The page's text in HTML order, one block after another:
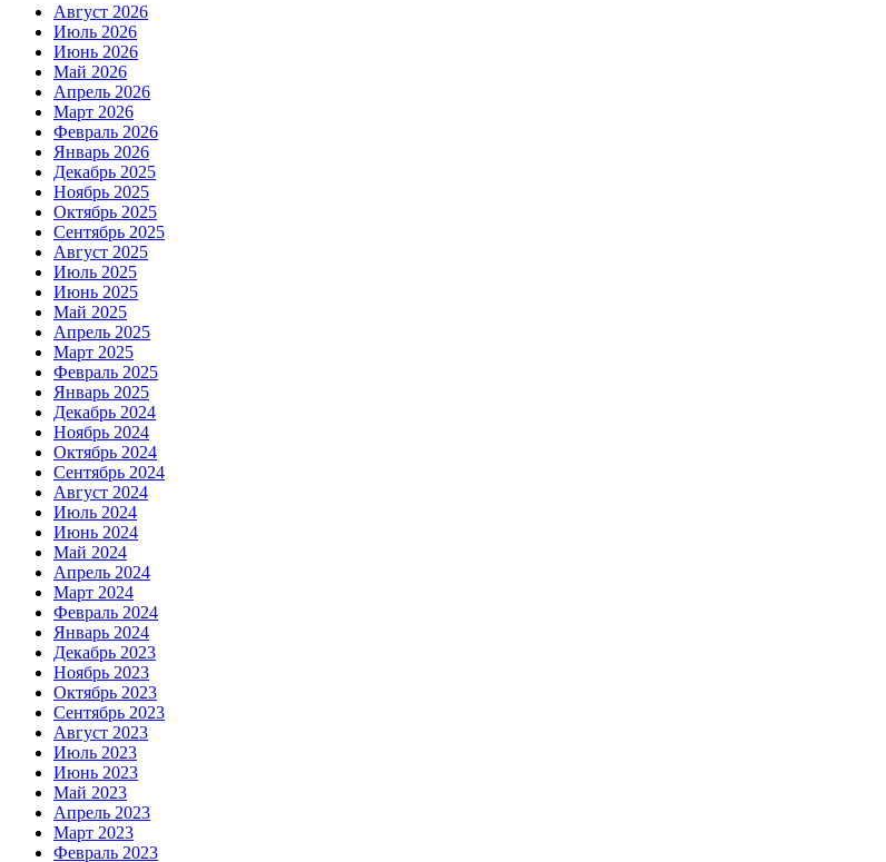
Август 2026
Июль 2026
Июнь 2026
Май 2026
Апрель 2026
Март 2026
Февраль 2026
Январь 2026
Декабрь 2025
Ноябрь 2025
Октябрь 2025
Сентябрь 2025
Август 2025
Июль 2025
Июнь 2025
Май 2025
Апрель 2025
Март 2025
Февраль 2025
Январь 2025
Декабрь 2024
Ноябрь 2024
Октябрь 2024
Сентябрь 2024
Август 2024
Июль 2024
Июнь 2024
Май 2024
Апрель 2024
Март 2024
Февраль 2024
Январь 2024
Декабрь 2023
Ноябрь 2023
Октябрь 2023
Сентябрь 2023
Август 2023
Июль 2023
Июнь 2023
Май 2023
Апрель 2023
Март 2023
Февраль 2023